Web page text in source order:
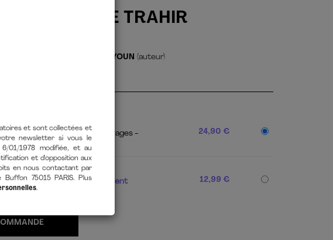
SANS SE TRAHIR
Julien BENAYOUN (auteur)
Format 145 X 225
360 Pages
24,90 €
+ MOBI/KINDLE + PDF]
360 Pages
Téléchargement
12,99 €
et sont collectées et
newsletter si vous le
01/1978 modifiée, et au
et d'opposition aux
.